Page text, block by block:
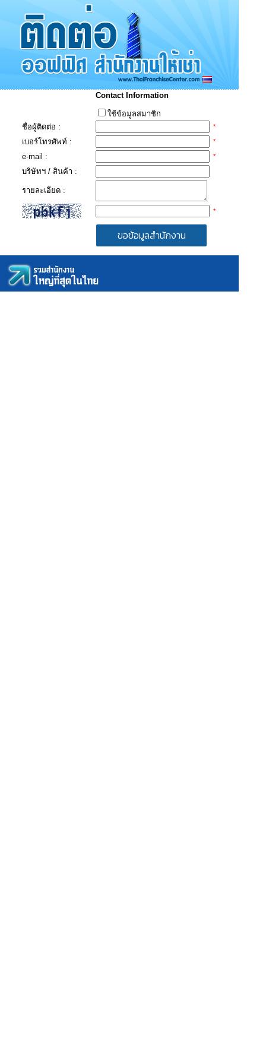
Contact Information
ใช้ข้อมูลสมาชิก
ชื่อผู้ติดต่อ :
*
เบอร์โทรศัพท์ : *
e-mail : *
บริษัทฯ / สินค้า :
รายละเอียด :
*